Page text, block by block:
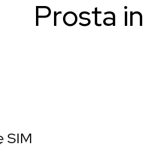
Prosta
SIM